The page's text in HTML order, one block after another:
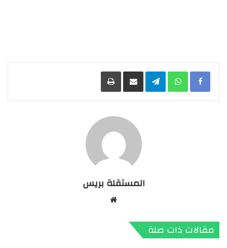
Facebook
WhatsApp
Telegramمشاركة عبر البريد طباعة
المستقلة بريس
مقالات ذات صلة